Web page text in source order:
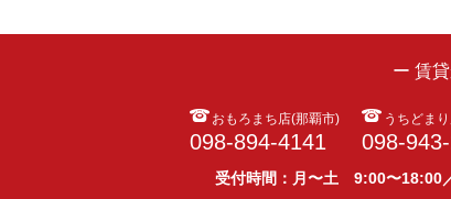
ー 賃
おもろまち店(那覇市)
098-894-4141
うちどま
098-
受付時間：月〜土 9:00〜18:00